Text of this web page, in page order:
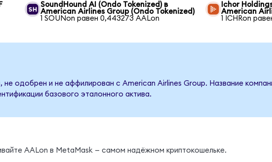
SoundHound AI (Ondo Tokenized) в
American Airlines Group (Ondo Tokenized)
1 SOUNon равен 0,443273 AALon
Ichor
American
1 ICHRon
одобрен и не аффилирован с American Airlines Group. Название
базового эталонного актива.
AALon в MetaMask — самом надёжном криптокошельке.